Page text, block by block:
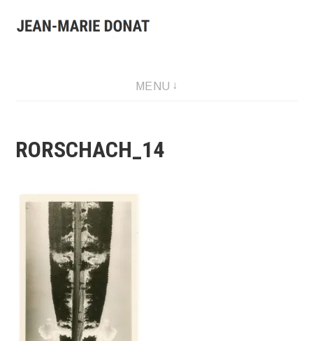
Aller
Presentation of Jean-Marie Donat work: artist, collector and
MENU
RORSCHACH_14